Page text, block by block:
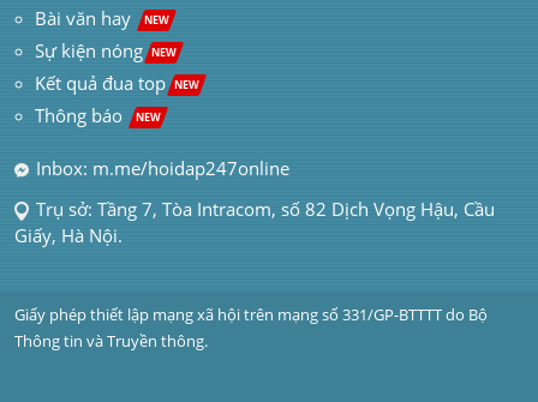
Bài văn hay NEW
Sự kiện nóng NEW
Kết quả đua top NEW
Thông báo NEW
Inbox: m.me/hoidap247online
Trụ sở: Tầng 7, Tòa Intracom, số 82 Dịch Vọng Hậu, Cầu
Giấy, Hà Nội.
Giấy phép thiết lập mạng xã hội trên mạng số 331/GP-BTTTT do Bộ
Thông tin và Truyền thông.